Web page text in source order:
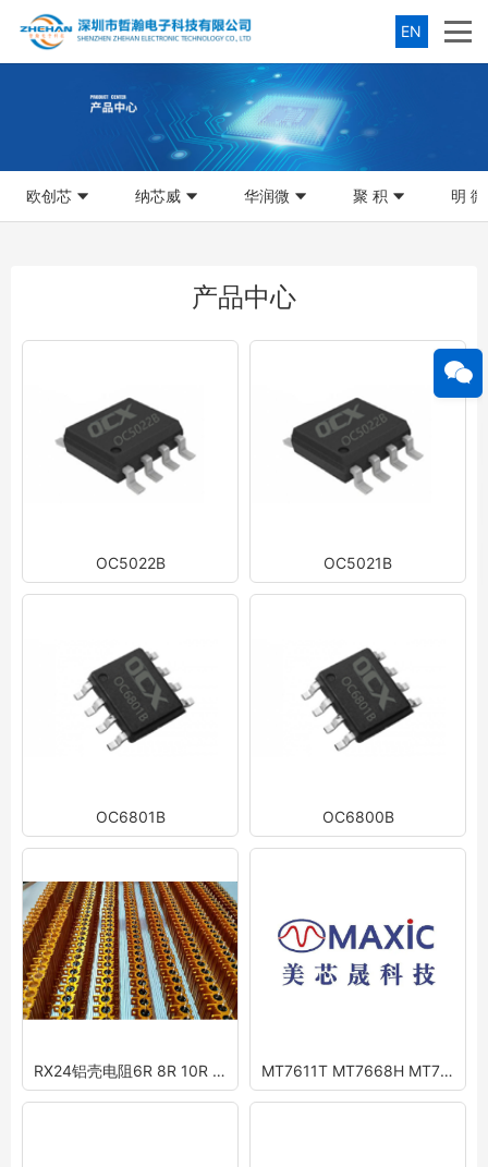
EN
欧创芯 纳芯威 华润微 聚 积 明 微
产品中心
OC5022B OC5021B
OC6801B OC6800B
RX24铝壳电阻6R 8R 10R 15R汽车电阻解码 MT7611T MT7668H MT7667 MT7618BH